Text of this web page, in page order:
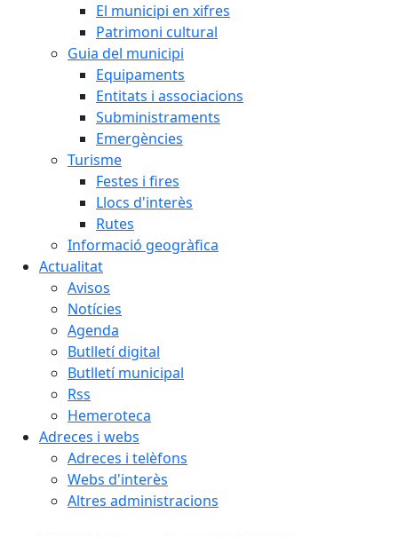
El municipi en xifres
Patrimoni cultural
Guia del municipi
Equipaments
Entitats i associacions
Subministraments
Emergències
Turisme
Festes i fires
Llocs d'interès
Rutes
Informació geogràfica
Actualitat
Avisos
Notícies
Agenda
Butlletí digital
Butlletí municipal
Rss
Hemeroteca
Adreces i webs
Adreces i telèfons
Webs d'interès
Altres administracions